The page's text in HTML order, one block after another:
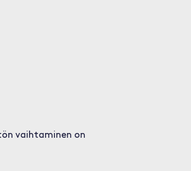
vaihtaminen on